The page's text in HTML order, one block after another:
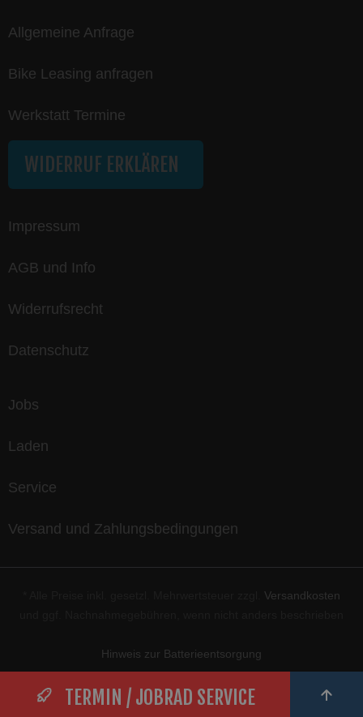
Allgemeine Anfrage
Bike Leasing anfragen
Werkstatt Termine
WIDERRUF ERKLÄREN
Impressum
AGB und Info
Widerrufsrecht
Datenschutz
Jobs
Laden
Service
Versand und Zahlungsbedingungen
Versandkosten
Hinweis zur Batterieentsorgung
TERMIN / JOBRAD SERVICE